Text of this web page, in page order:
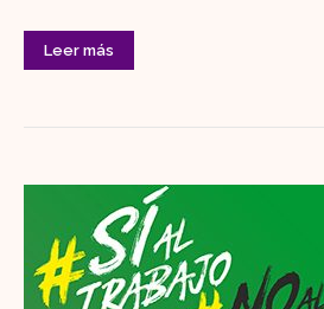
Leer más